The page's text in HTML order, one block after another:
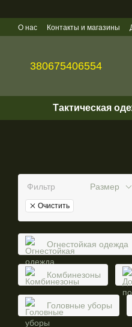
О нас Контакты и магазины
380675406554
Тактическая
Фильтр
Очистить
Размер
Огнестойкая одежда
Комбинезоны
Головные уборы